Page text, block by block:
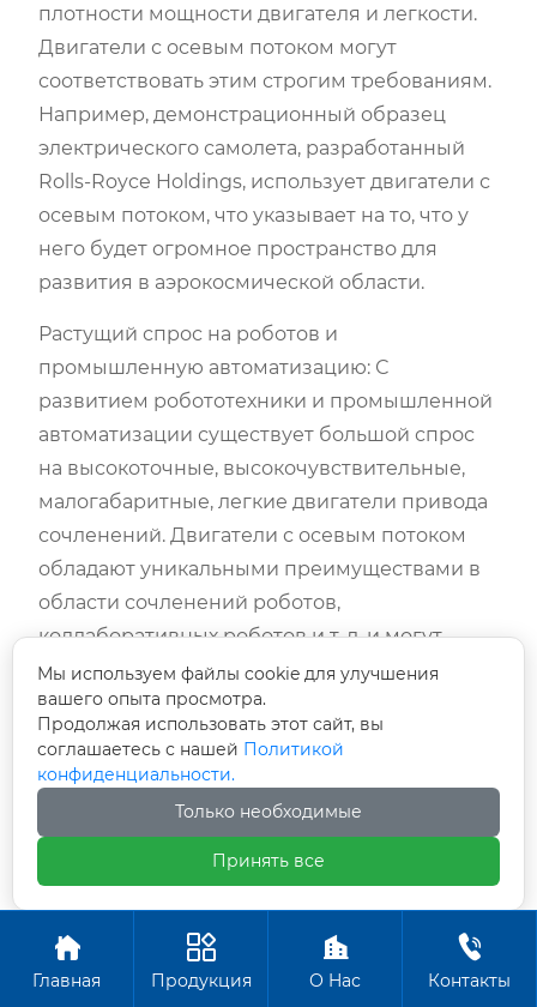
плотности мощности двигателя и легкости.
Двигатели с осевым потоком могут
соответствовать этим строгим требованиям.
Например, демонстрационный образец
электрического самолета, разработанный
Rolls-Royce Holdings, использует двигатели с
осевым потоком, что указывает на то, что у
него будет огромное пространство для
развития в аэрокосмической области.
Растущий спрос на роботов и
промышленную автоматизацию: С
развитием робототехники и промышленной
автоматизации существует большой спрос
на высокоточные, высокочувствительные,
малогабаритные, легкие двигатели привода
сочленений. Двигатели с осевым потоком
обладают уникальными преимуществами в
области сочленений роботов,
коллаборативных роботов и т. д. и могут
обеспечить высокопроизводительные
решения.
Политика «двойного углерода» способствует
развитию отрасли: Продвижение глобальной
цели «двойного углерода» заставило
автомобильную промышленность
столкнуться с тенденцией увеличения
двигатели. Преимущества двигателей с
осевым потоком в энергосбережении и

Главная

Продукция

О Hас

Контакты
Мы используем файлы cookie для улучшения
вашего опыта просмотра.
Продолжая использовать этот сайт, вы
соглашаетесь с нашей Политикой
конфиденциальности.
Только необходимые
Принять все